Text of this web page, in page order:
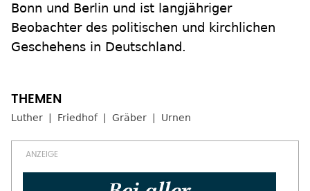
Bonn und Berlin und ist langjähriger
Beobachter des politischen und kirchlichen
Geschehens in Deutschland.
Luther Friedhof Gräber Urnen